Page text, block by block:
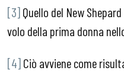
[3]Quello del New
volo della prima donna
[4]Ciò avviene come